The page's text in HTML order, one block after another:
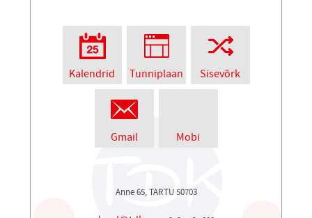
Kalendrid Tunniplaan Sisevõrk
Gmail Mobi
Anne 65, TARTU 50703